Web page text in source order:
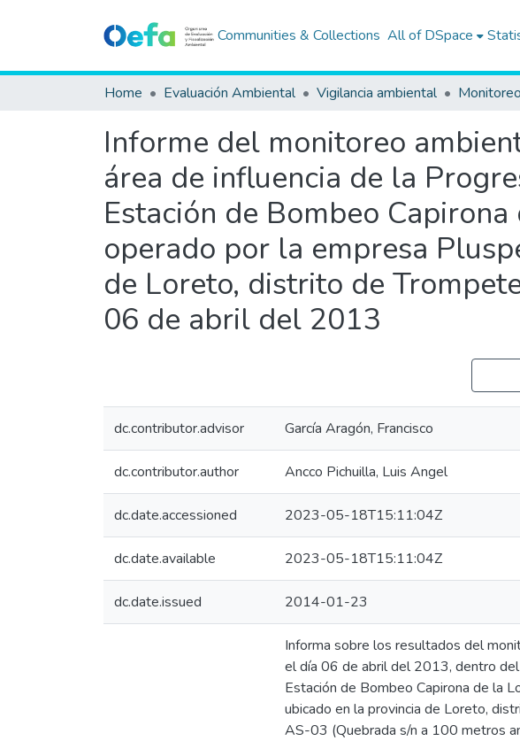
Communities & Collections All of DSpace
Home Evaluación Ambiental Vigilancia ambiental
Informe del monitoreo
área de influencia de la
Estación de Bombeo
operado por la empresa
de Loreto, distrito de
06 de abril del 2013
dc.contributor.advisor García Aragón, Francisco
dc.contributor.author Ancco Pichuilla, Luis Angel
dc.date.accessioned 2023-05-18T15:11:04Z
dc.date.available 2023-05-18T15:11:04Z
dc.date.issued 2014-01-23
Informa sobre los resultados del
el día 06 de abril del 2013, dentro
Estación de Bombeo Capirona de la
ubicado en la provincia de Loreto,
AS-03 (Quebrada s/n a 100 metros